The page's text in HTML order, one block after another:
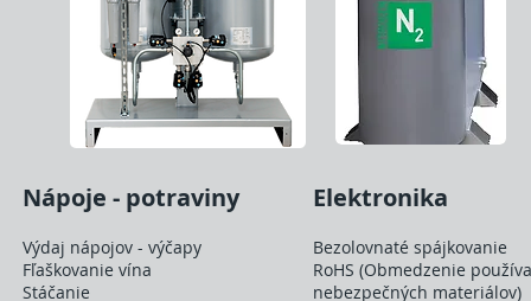
Nápoje - potraviny
Výdaj nápojov - výčapy
Fľaškovanie vína
Stáčanie
Elektronika
Bezolovnaté spájkovanie
RoHS (Obmedzenie
nebezpečných materiálov)